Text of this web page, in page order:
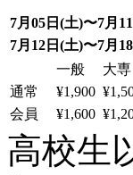
7月05日(土)〜7月
7月12日(土)〜7月
一般
大専
通常
¥1,900
会員
¥1,600
高校生